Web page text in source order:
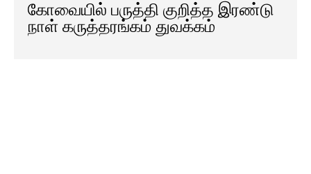
கோவையில் பருத்தி குறித்த இரண்டு
நாள் கருத்தரங்கம் துவக்கம்